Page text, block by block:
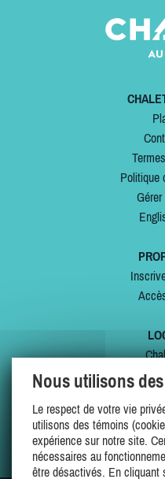
Politique
Nous utilisons
Le respect de votre vie
utilisons des témoins
expérience sur notre site.
nécessaires au
être désactivés. En cliquant